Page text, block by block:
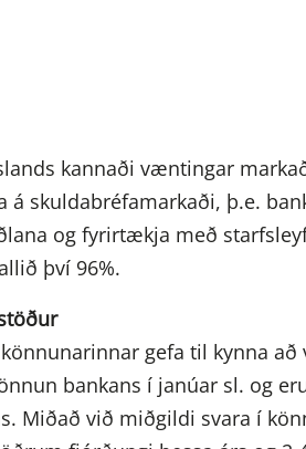
kannaði væntingar
á skuldabréfamarkaði, þ.e.
og fyrirtækja með
því 96%.
gefa til kynna
bankans í janúar sl. og
Miðað við miðgildi svara í